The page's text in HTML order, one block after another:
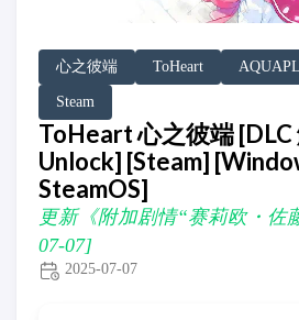
心之彼端 ToHeart
DLC Unlock
DLC 补丁
DLC Patch
Steam
Windows
SteamOS
ToHeart 心之彼端 [DLC
Unlock] [Steam]
SteamOS]
更新《附加剧情“赛莉欧・佐
07-07]
2025-07-07